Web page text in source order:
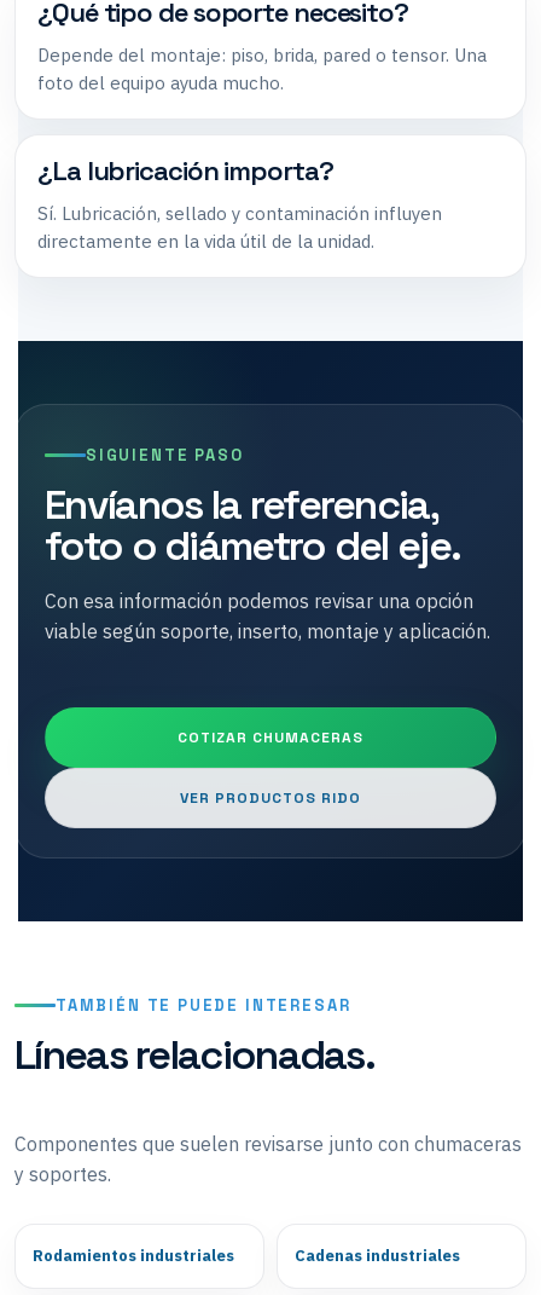
¿Qué tipo de soporte necesito?
Depende del montaje: piso, brida, pared o tensor. Una
foto del equipo ayuda mucho.
¿La lubricación importa?
Sí. Lubricación, sellado y contaminación influyen
directamente en la vida útil de la unidad.
SIGUIENTE PASO
Envíanos la referencia,
foto o diámetro del eje.
Con esa información podemos revisar una opción
viable según soporte, inserto, montaje y aplicación.
COTIZAR CHUMACERAS
VER PRODUCTOS RIDO
TAMBIÉN TE PUEDE INTERESAR
Líneas relacionadas.
Componentes que suelen revisarse junto con chumaceras
y soportes.
Rodamientos industriales Cadenas industriales